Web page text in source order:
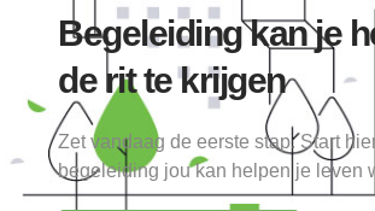
Begeleiding kan je
de rit te krijgen
Zet vandaag de eerste stap. Start
begeleiding jou kan helpen je leven